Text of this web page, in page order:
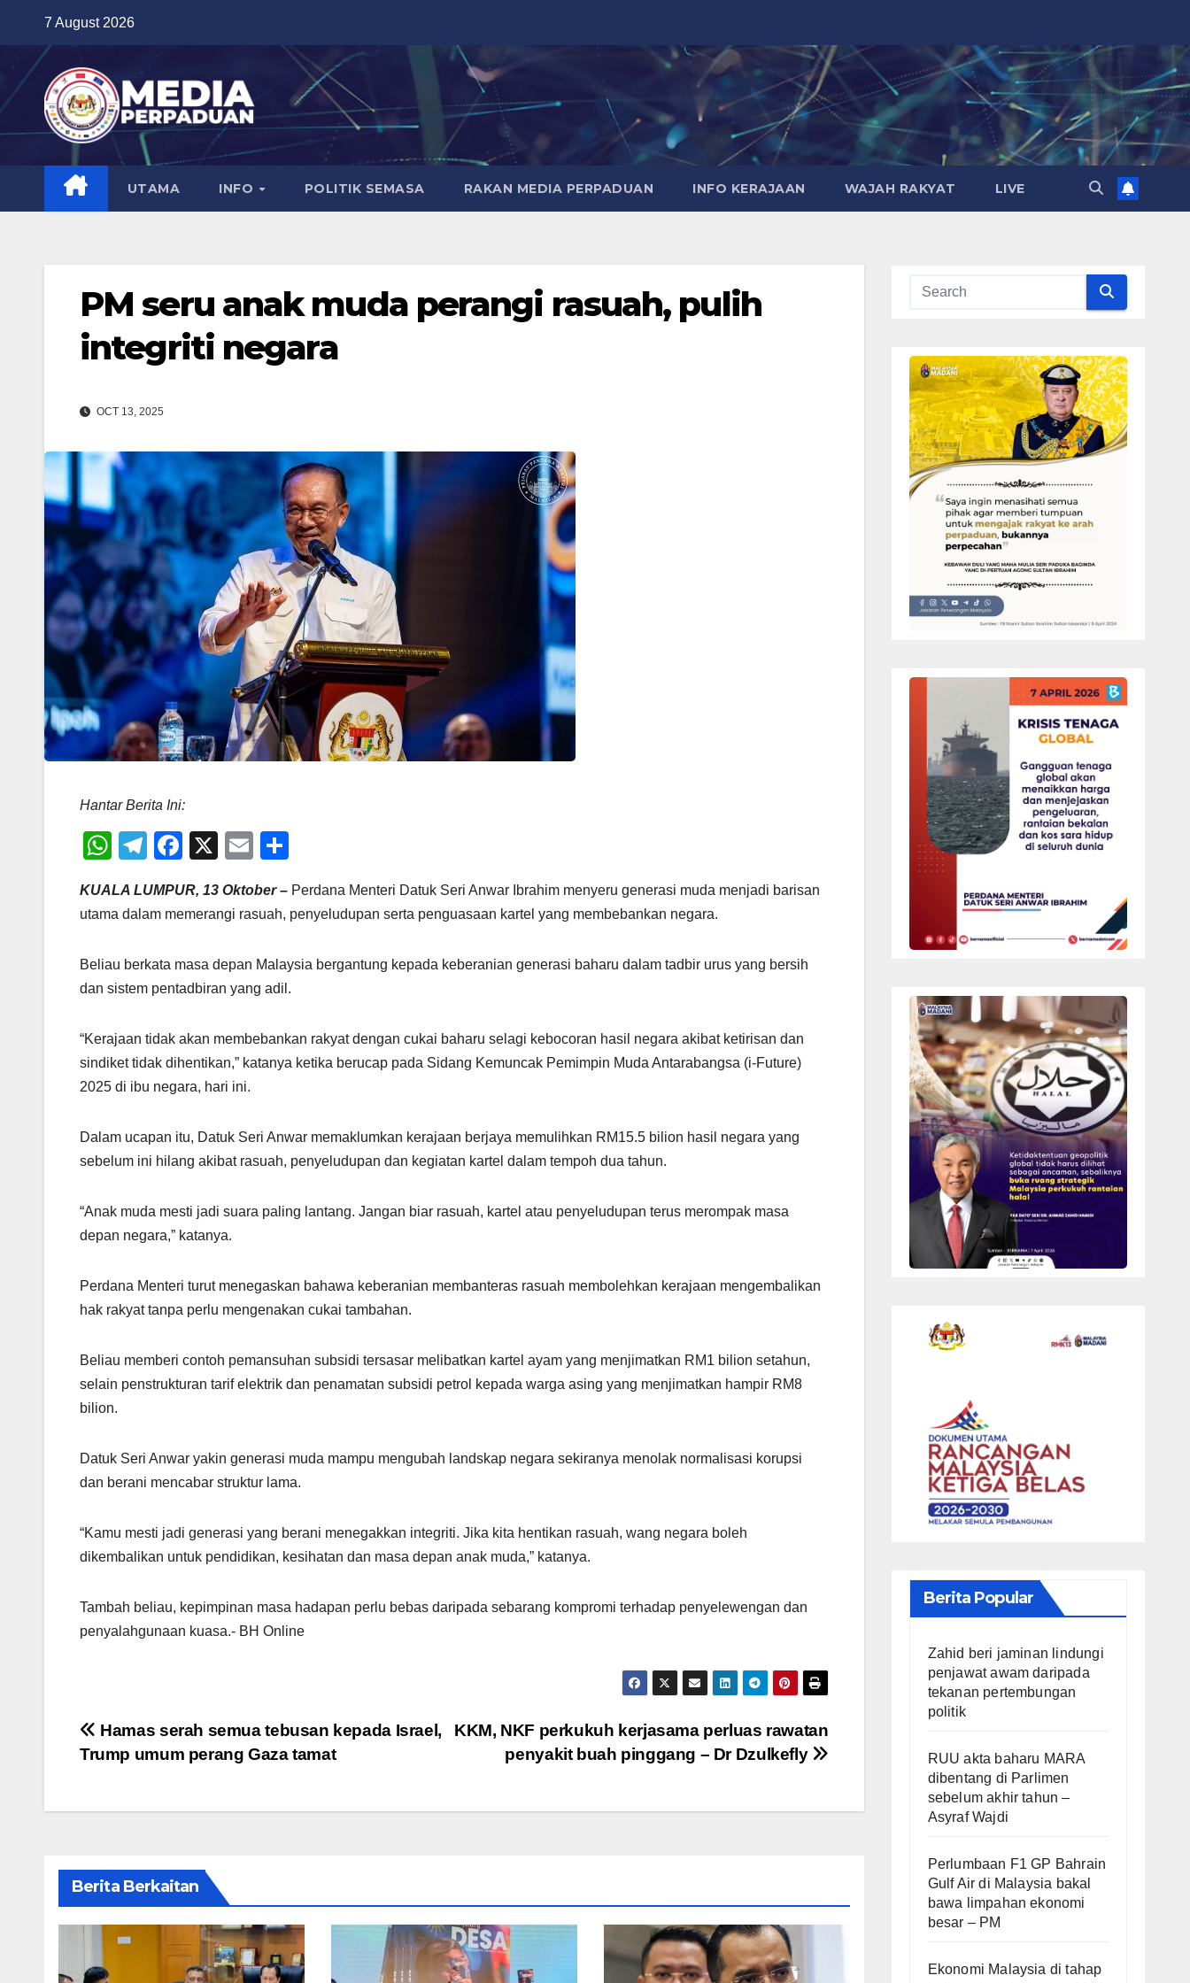
content
7 August 2026
UTAMA INFO POLITIK SEMASA RAKAN MEDIA PERPADUAN INFO KERAJAAN WAJAH RAKYAT LIVE
PM seru anak muda perangi rasuah, pulih
integriti negara
OCT 13, 2025
Hantar Berita Ini:
W
at
A
p
T
e
a
m
F
c
b
o
k
X
E
ail ar
e
KUALA LUMPUR, 13 Oktober – Perdana Menteri Datuk Seri Anwar Ibrahim menyeru generasi muda menjadi barisan
utama dalam memerangi rasuah, penyeludupan serta penguasaan kartel yang membebankan negara.
Beliau berkata masa depan Malaysia bergantung kepada keberanian generasi baharu dalam tadbir urus yang bersih
dan sistem pentadbiran yang adil.
“Kerajaan tidak akan membebankan rakyat dengan cukai baharu selagi kebocoran hasil negara akibat ketirisan dan
sindiket tidak dihentikan,” katanya ketika berucap pada Sidang Kemuncak Pemimpin Muda Antarabangsa (i-Future)
2025 di ibu negara, hari ini.
Dalam ucapan itu, Datuk Seri Anwar memaklumkan kerajaan berjaya memulihkan RM15.5 bilion hasil negara yang
sebelum ini hilang akibat rasuah, penyeludupan dan kegiatan kartel dalam tempoh dua tahun.
“Anak muda mesti jadi suara paling lantang. Jangan biar rasuah, kartel atau penyeludupan terus merompak masa
depan negara,” katanya.
Perdana Menteri turut menegaskan bahawa keberanian membanteras rasuah membolehkan kerajaan mengembalikan
hak rakyat tanpa perlu mengenakan cukai tambahan.
Beliau memberi contoh pemansuhan subsidi tersasar melibatkan kartel ayam yang menjimatkan RM1 bilion setahun,
selain penstrukturan tarif elektrik dan penamatan subsidi petrol kepada warga asing yang menjimatkan hampir RM8
bilion.
Datuk Seri Anwar yakin generasi muda mampu mengubah landskap negara sekiranya menolak normalisasi korupsi
dan berani mencabar struktur lama.
“Kamu mesti jadi generasi yang berani menegakkan integriti. Jika kita hentikan rasuah, wang negara boleh
dikembalikan untuk pendidikan, kesihatan dan masa depan anak muda,” katanya.
Tambah beliau, kepimpinan masa hadapan perlu bebas daripada sebarang kompromi terhadap penyelewengan dan
penyalahgunaan kuasa.- BH Online
Post
navigation
KKM, NKF perkukuh kerjasama perluas rawatan
penyakit buah pinggang – Dr Dzulkefly
Hamas serah semua tebusan kepada Israel,
Trump umum perang Gaza tamat
Berita Berkaitan
Berita Popular
Zahid beri jaminan lindungi
penjawat awam daripada
tekanan pertembungan
politik
RUU akta baharu MARA
dibentang di Parlimen
sebelum akhir tahun –
Asyraf Wajdi
Perlumbaan F1 GP Bahrain
Gulf Air di Malaysia bakal
bawa limpahan ekonomi
besar – PM
Ekonomi Malaysia di tahap